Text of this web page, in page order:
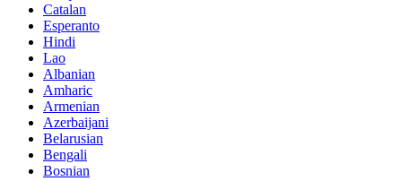
Catalan
Esperanto
Hindi
Lao
Albanian
Amharic
Armenian
Azerbaijani
Belarusian
Bengali
Bosnian